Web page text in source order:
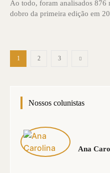
Ao todo, foram analisados 876 municí­pios brasileiros, quase o
dobro da primeira edição em
1 2 3
Nossos colunistas
Ana